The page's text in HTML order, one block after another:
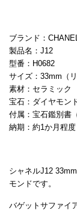
ブランド：
製品名：J12
型番：H0682
サイズ：33mm（
素材：セラミック
宝石：ダイヤモン
付属：宝石鑑別書
納期：約1か月程度
シャネルJ12
モンドです。
バゲットサファイ